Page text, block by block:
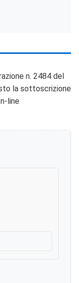
n. 2484 del
la sottoscrizione
line